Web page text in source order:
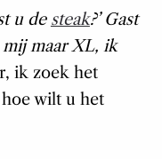
u de steak?’ Gast
mij maar XL, ik
ik zoek het
wilt u het